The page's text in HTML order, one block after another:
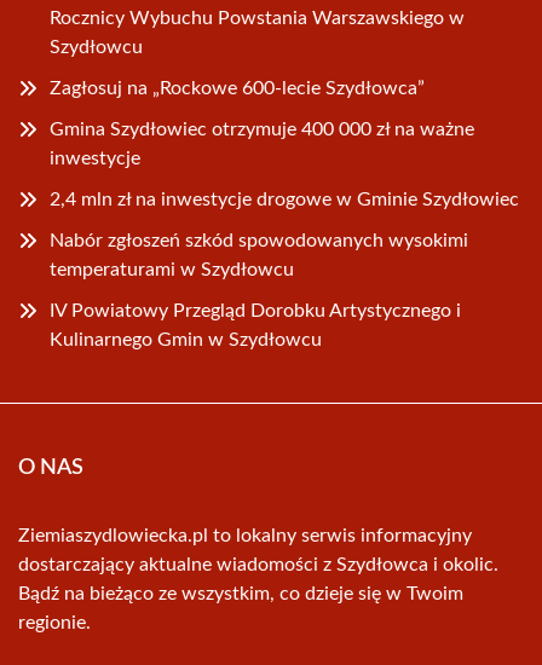
Rocznicy Wybuchu Powstania Warszawskiego w
Szydłowcu
Zagłosuj na „Rockowe 600-lecie Szydłowca”
Gmina Szydłowiec otrzymuje 400 000 zł na ważne
inwestycje
2,4 mln zł na inwestycje drogowe w Gminie Szydłowiec
Nabór zgłoszeń szkód spowodowanych wysokimi
temperaturami w Szydłowcu
IV Powiatowy Przegląd Dorobku Artystycznego i
Kulinarnego Gmin w Szydłowcu
O NAS
Ziemiaszydlowiecka.pl to lokalny serwis informacyjny
dostarczający aktualne wiadomości z Szydłowca i okolic.
Bądź na bieżąco ze wszystkim, co dzieje się w Twoim
regionie.